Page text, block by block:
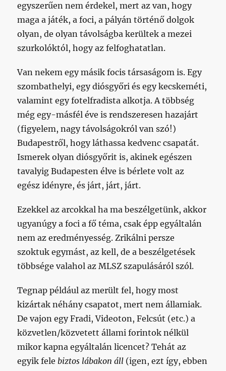
egyszerűen nem érdekel, mert az van, hogy
maga a játék, a foci, a pályán történő dolgok
olyan, de olyan távolságba kerültek a mezei
szurkolóktól, hogy az felfoghatatlan.
Van nekem egy másik focis társaságom is. Egy
szombathelyi, egy diósgyőri és egy kecskeméti,
valamint egy fotelfradista alkotja. A többség
még egy-másfél éve is rendszeresen hazajárt
(figyelem, nagy távolságokról van szó!)
Budapestről, hogy láthassa kedvenc csapatát.
Ismerek olyan diósgyőrit is, akinek egészen
tavalyig Budapesten élve is bérlete volt az
egész idényre, és járt, járt, járt.
Ezekkel az arcokkal ha ma beszélgetünk, akkor
ugyanúgy a foci a fő téma, csak épp egyáltalán
nem az eredményesség. Zrikálni persze
szoktuk egymást, az kell, de a beszélgetések
többsége valahol az MLSZ szapulásáról szól.
Tegnap például az merült fel, hogy most
kizártak néhány csapatot, mert nem államiak.
De vajon egy Fradi, Videoton, Felcsút (etc.) a
közvetlen/közvetett állami forintok nélkül
mikor kapna egyáltalán licencet? Tehát az
egyik fele biztos lábakon áll (igen, ezt így, ebben